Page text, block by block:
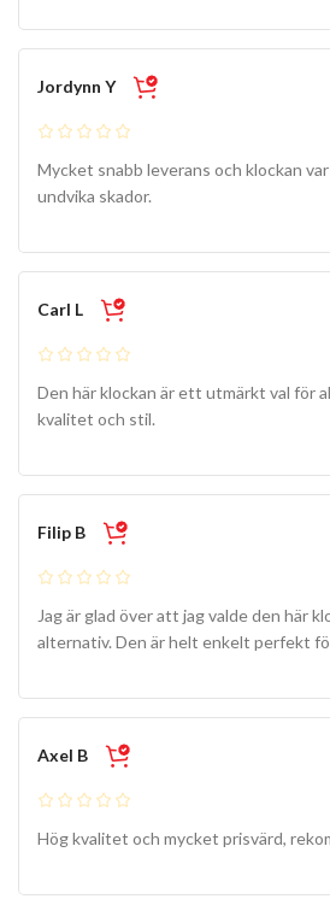
Jordynn Y
Mycket snabb leverans och klockan
undvika skador.
Carl L
Den här klockan är ett utmärkt val för
kvalitet och stil.
Filip B
Jag är glad över att jag valde den här
alternativ. Den är helt enkelt perfekt
Axel B
Hög kvalitet och mycket prisvärd,